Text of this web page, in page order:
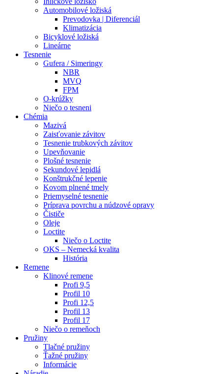
Automobilové ložiská
Prevodovka | Diferenciál
Klimatizácia
Bicyklové ložiská
Lineárne
Tesnenie
Gufera / Simeringy
NBR
MVQ
FPM
O-krúžky
Niečo o tesneni
Chémia
Mazivá
Zaisťovanie závitov
Tesnenie trubkových závitov
Upevňovanie
Plošné tesnenie
Sekundové lepidlá
Konštrukčné lepenie
Kovom plnené tmely
Priemyselné tesnenie
Príprava povrchu a núdzové opravy
Čističe
Oleje
Loctite
Niečo o Loctite
OKS – Nemecká kvalita
História
Remene
Klinové remene
Profi 9,5
Profil 10
Profi 12,5
Profil 13
Profil 17
Niečo o remeňoch
Pružiny
Tlačné pružiny
Ťažné pružiny
Informácie